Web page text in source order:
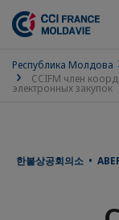
Республика Молдова
CCIFM член
электронных закупок
한불상공회의소 •